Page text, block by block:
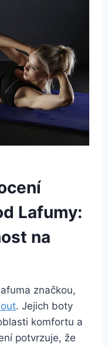
Lafumy:
na
značkou,
. Jejich boty
‌komfortu a
potvrzuje,​ že⁣